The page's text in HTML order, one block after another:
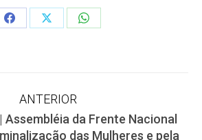
Share
Share
Share
ANTERIOR
Post
da Frente Nacional
das Mulheres e pela